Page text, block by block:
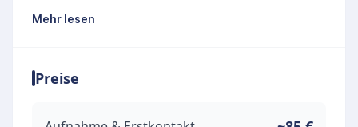
arbeitet der Dienst aus tiefer Überzeugung und
täglichen Arbeit. Dabei wird stets nach den
Mehr lesen
Preise